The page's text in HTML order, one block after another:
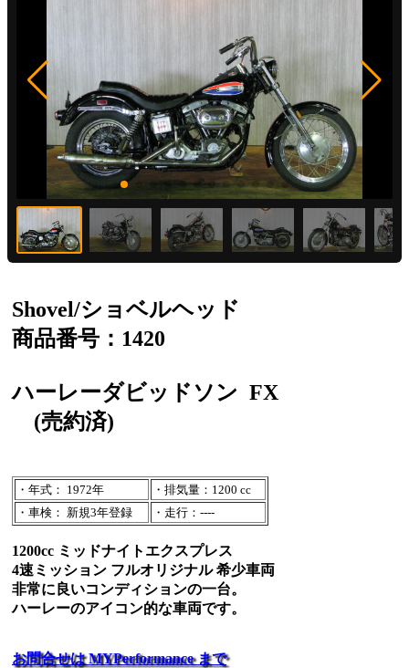
Shovel/ショベルヘッド
商品番号：1420
ハーレーダビッドソン FX
(売約済)
・年式： 1972年
・排気量：1200 cc
・車検： 新規3年登録
・走行：----
1200cc ミッドナイトエクスプレス
4速ミッション フルオリジナル 希少車両
非常に良いコンディションの一台。
ハーレーのアイコン的な車両です。
お問合せは MYPerformance まで